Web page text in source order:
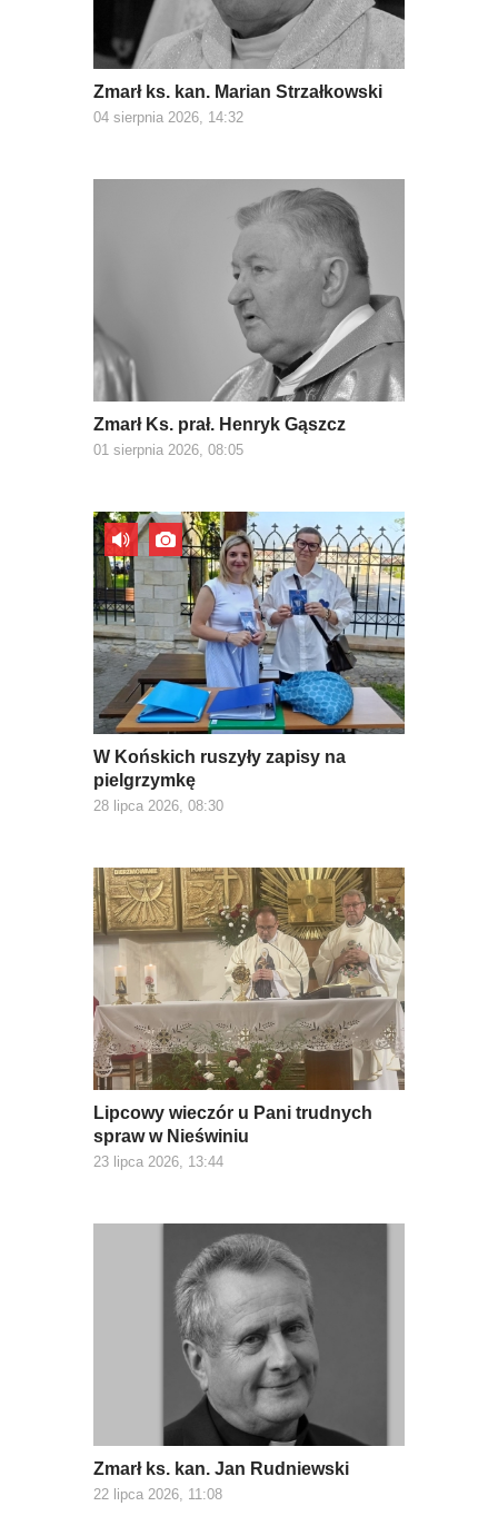
Zmarł ks. kan. Marian Strzałkowski
04 sierpnia 2026, 14:32
Zmarł Ks. prał. Henryk Gąszcz
01 sierpnia 2026, 08:05
W Końskich ruszyły zapisy na
pielgrzymkę
28 lipca 2026, 08:30
Lipcowy wieczór u Pani trudnych
spraw w Nieświniu
23 lipca 2026, 13:44
Zmarł ks. kan. Jan Rudniewski
22 lipca 2026, 11:08